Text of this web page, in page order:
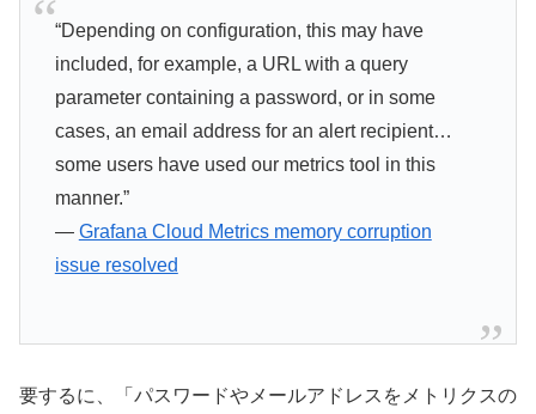
“Depending on configuration, this may have
included, for example, a URL with a query
parameter containing a password, or in some
cases, an email address for an alert recipient…
some users have used our metrics tool in this
manner.”
— Grafana Cloud Metrics memory corruption
issue resolved
要するに、「パスワードやメールアドレスをメトリクスの